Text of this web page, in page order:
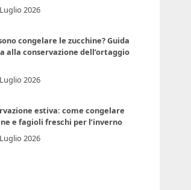
2026
congelare le zucchine? Guida
alla conservazione dell’ortaggio
2026
estiva: come congelare
e fagioli freschi per l’inverno
2026